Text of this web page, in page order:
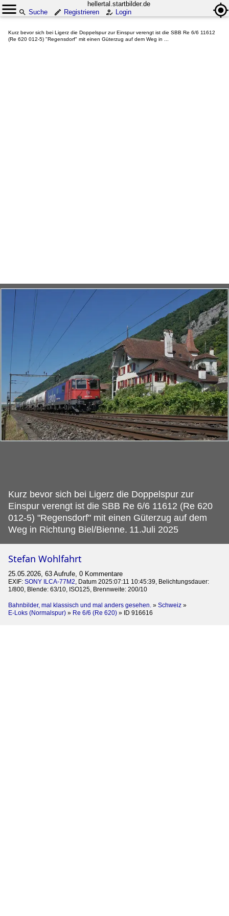
hellertal.startbilder.de
Suche
Registrieren Login
Kurz bevor sich bei Ligerz die Doppelspur zur Einspur verengt ist die SBB Re 6/6 11612
(Re 620 012-5) "Regensdorf" mit einen Güterzug auf dem Weg in ...
Kurz bevor sich bei Ligerz die Doppelspur zur
Einspur verengt ist die SBB Re 6/6 11612 (Re 620
012-5) "Regensdorf" mit einen Güterzug auf dem
Weg in Richtung Biel/Bienne. 11.Juli 2025
Stefan Wohlfahrt
25.05.2026, 63 Aufrufe, 0 Kommentare
EXIF: SONY ILCA-77M2, Datum 2025:07:11 10:45:39, Belichtungsdauer:
1/800, Blende: 63/10, ISO125, Brennweite: 200/10
Bahnbilder, mal klassisch und mal anders gesehen. » Schweiz »
E-Loks (Normalspur) » Re 6/6 (Re 620) » ID 916616